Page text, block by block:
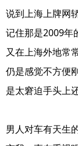
说到上海上牌网
记住那是2009年
又在上海外地常
仍是感觉不方便
是太窘迫手头上
男人对车有天生